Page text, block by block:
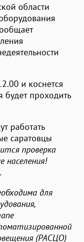
области
и коснется
будет проходить
работать
саратовцы
проверка
населения!
для
(РАСЦО)